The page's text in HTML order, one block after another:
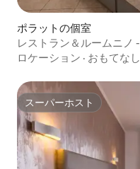
ポラットの個室
レストラン＆ルームニノ
ロケーション · おもてなし
スーパーホスト
スーパーホスト